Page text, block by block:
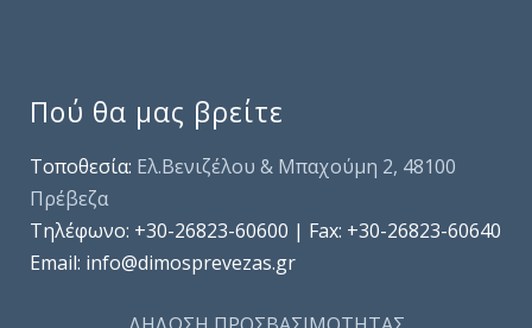
Πού θα μας βρείτε
Τοποθεσία: Ελ.Βενιζέλου & Μπαχούμη 2, 48100
Πρέβεζα
Τηλέφωνo: +30-26823-60600 | Fax: +30-26823-60640
Email: info@dimosprevezas.gr